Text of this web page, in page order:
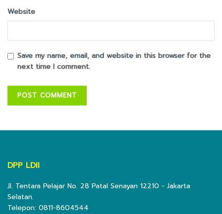
Website
Save my name, email, and website in this browser for the
next time I comment.
DPP LDII
Jl. Tentara Pelajar No. 28 Patal Senayan 12210 - Jakarta
Selatan.
Telepon: 0811-8604544